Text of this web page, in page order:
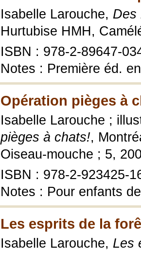
Isabelle Larouche, Des
Hurtubise HMH,
ISBN : 978-2-89647-
Notes : Première éd.
Opération pièges à
Isabelle Larouche ;
pièges à chats!,
Oiseau-mouche ; 5,
ISBN : 978-2-923425-
Notes : Pour enfants
Les esprits de la
Isabelle Larouche, Les